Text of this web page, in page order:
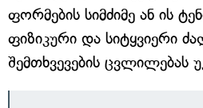
ფორმების სიმძიმე ან ის
ფიზიკური და სიტყვიერი
შემთხვევების ცვლილებას